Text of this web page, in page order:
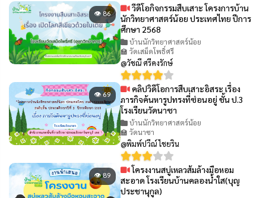
👁 86
วีดีโอกิจกรรมสืบเสาะ โครงการบ้าน
นักวิทยาศาสตร์น้อย ประเทศไทย ปีการ
ศึกษา 2568
บ้านนักวิทยาศาสตร์น้อย
🏫 วัดเสม็ดโพธิ์ศรี
@วัชณี ศรีคงรักษ์
👁 69
คลิปวิดีโอการสืบเสาะอิสระ เรื่อง
ภารกิจค้นหารูปทรงที่ซ่อนอยู่ ชั้น ป.3
โรงเรียนวัดนาซา
บ้านนักวิทยาศาสตร์น้อย
🏫 วัดนาซา
@พิมพ์ปวีณ์ ไชยริน
👁 89
โครงงานสบู่เหลวส้มล้างมือหอม
สะอาด โรงเรียนบ้านคลองน้ำใส(บุญ
ประชานุกูล)